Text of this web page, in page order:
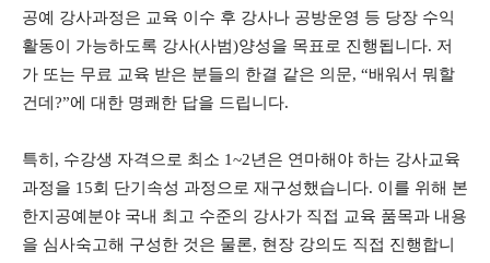
공예 강사과정은 교육 이수 후 강사나 공방운영 등 당장 수익
활동이 가능하도록 강사(사범)양성을 목표로 진행됩니다. 저
가 또는 무료 교육 받은 분들의 한결 같은 의문, “배워서 뭐할
건데?”에 대한 명쾌한 답을 드립니다.
특히, 수강생 자격으로 최소 1~2년은 연마해야 하는 강사교육
과정을 15회 단기속성 과정으로 재구성했습니다. 이를 위해 본
한지공예분야 국내 최고 수준의 강사가 직접 교육 품목과 내용
을 심사숙고해 구성한 것은 물론, 현장 강의도 직접 진행합니